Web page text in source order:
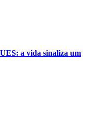
a vida sinaliza um